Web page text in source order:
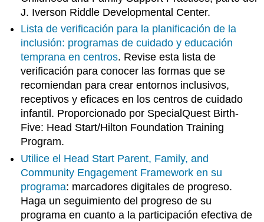
J. Iverson Riddle Developmental Center.
Lista de verificación para la planificación de la
inclusión: programas de cuidado y educación
temprana en centros. Revise esta lista de
verificación para conocer las formas que se
recomiendan para crear entornos inclusivos,
receptivos y eficaces en los centros de cuidado
infantil. Proporcionado por SpecialQuest Birth-
Five: Head Start/Hilton Foundation Training
Program.
Utilice el Head Start Parent, Family, and
Community Engagement Framework en su
programa: marcadores digitales de progreso.
Haga un seguimiento del progreso de su
programa en cuanto a la participación efectiva de